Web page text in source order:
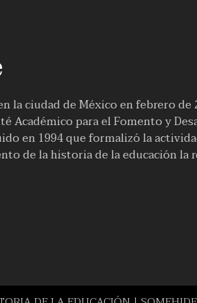
la ciudad de México en febrero
Académico para el Fomento y
en 1994 que formalizó la
de la historia de la educación la